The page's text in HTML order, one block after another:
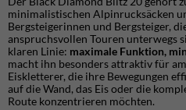
minimalistischen Alpinrucksäcken
Bergsteigerinnen und Bergsteiger,
anspruchsvollen Touren unterwegs
klaren Linie: maximale Funktion,
macht ihn besonders attraktiv für
Eiskletterer, die ihre Bewegungen
auf die Wand, das Eis oder die
Route konzentrieren möchten.